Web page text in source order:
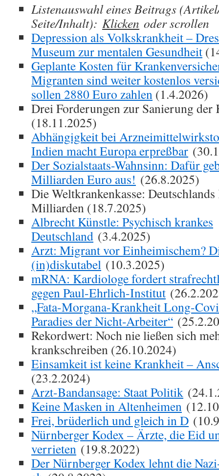
Listenauswahl eines Beitrags
Seite/Inhalt): Klicken oder scrollen
Depression als Volkskrankheit –
Museum zur mentalen Gesundheit
Geplante Kosten für
Migranten sind weiter kostenlos
sollen 2880 Euro zahlen (1.4.2026)
Drei Forderungen zur Sanierung der
(18.11.2025)
Abhängigkeit bei
Indien macht Europa erpreßbar
Der Sozialstaats-Wahnsinn: Dafür
Milliarden Euro aus! (26.8.2025)
Die Weltkrankenkasse:
Milliarden (18.7.2025)
Albrecht Künstle: Psychisch krankes
Deutschland (3.4.2025)
Arzt: Migrant vor Einheimischem?
(in)diskutabel (10.3.2025)
mRNA: Kardiologe fordert
gegen Paul-Ehrlich-Institut
„Fata-Morgana-Krankheit Long-
Paradies der Nicht-Arbeiter“
Rekordwert: Noch nie ließen sich
krankschreiben (26.10.2024)
Einsamkeit ist keine Krankheit –
(23.2.2024)
Arzt-Bandansage: Staat Politik
Keine Masken in Altenheimen
Frei, brüderlich und gleich in D
Nürnberger Kodex – Ärzte, die Eid
verrieten (19.8.2022)
Der Nürnberger Kodex lehnt die